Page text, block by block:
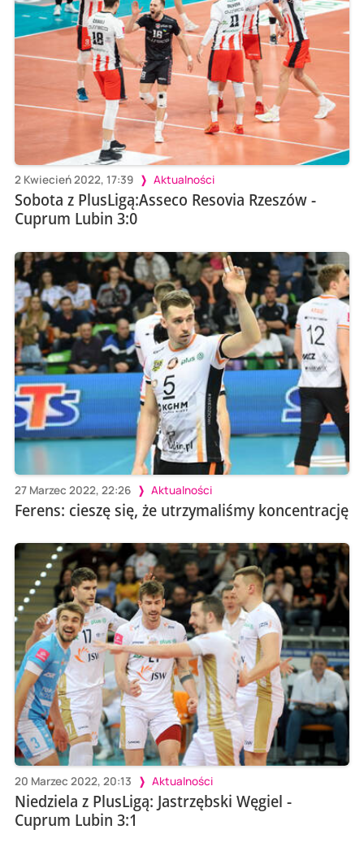
2 Kwiecień 2022, 17:39 Aktualności
Sobota z PlusLigą:Asseco Resovia Rzeszów -
Cuprum Lubin 3:0
27 Marzec 2022, 22:26 Aktualności
Ferens: cieszę się, że utrzymaliśmy koncentrację
20 Marzec 2022, 20:13 Aktualności
Niedziela z PlusLigą: Jastrzębski Węgiel -
Cuprum Lubin 3:1